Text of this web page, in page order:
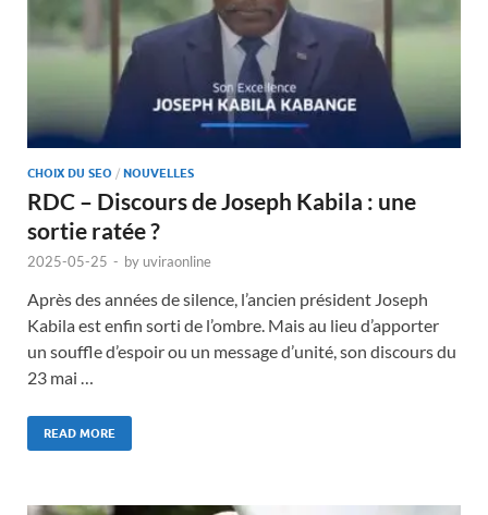
CHOIX DU SEO / NOUVELLES
RDC – Discours de Joseph Kabila : une
sortie ratée ?
2025-05-25 - byuviraonline
Après des années de silence, l’ancien président Joseph
Kabila est enfin sorti de l’ombre. Mais au lieu d’apporter
un souffle d’espoir ou un message d’unité, son discours du
23 mai …
READ MORE